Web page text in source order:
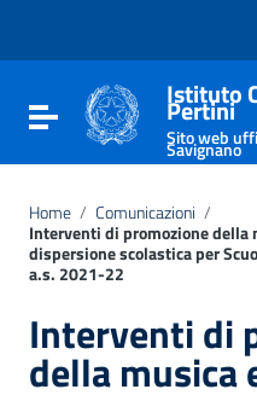
Vai al footer
Attiva / disattiva la
Istituto
Pertini
Sito web
Savignano
Home / Comunicazioni /
Interventi di promozione della
dispersione scolastica per
a.s. 2021-22
Interventi di
della musica